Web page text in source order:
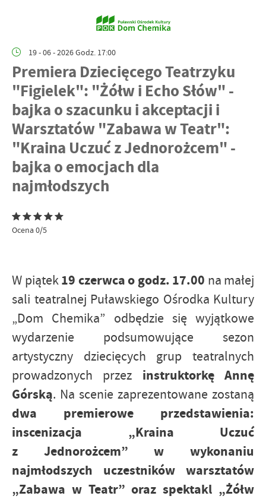
19 - 06 - 2026 Godz. 17:00
Premiera Dziecięcego Teatrzyku
"Figielek": "Żółw i Echo Słów" -
bajka o szacunku i akceptacji i
Warsztatów "Zabawa w Teatr":
"Kraina Uczuć z Jednorożcem" -
bajka o emocjach dla
najmłodszych
Ocena 0/5
W piątek19 czerwca o godz. 17.00 na małej
sali teatralnej Puławskiego Ośrodka Kultury
„Dom Chemika” odbędzie się wyjątkowe
wydarzenie podsumowujące sezon
artystyczny dziecięcych grup teatralnych
prowadzonych przez instruktorkę Annę
Górską. Na scenie zaprezentowane zostaną
dwa premierowe przedstawienia:
inscenizacja „Kraina Uczuć
z Jednorożcem” w wykonaniu
najmłodszych uczestników warsztatów
„Zabawa w Teatr” oraz spektakl „Żółw